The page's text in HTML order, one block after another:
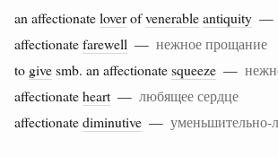
an affectionateloverofvenerableantiquity —
affectionatefarewell — нежное прощание
to givesmb. an affectionatesqueeze —
affectionateheart — любящее сердце
affectionatediminutive — уменьшительно-